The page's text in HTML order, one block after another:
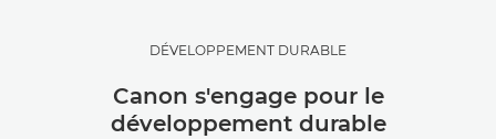
DÉVELOPPEMENT DURABLE
Canon s'engage pour le
développement durable